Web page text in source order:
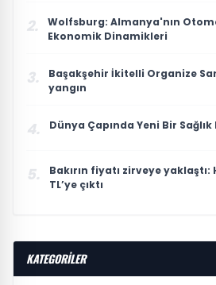
2.
Wolfsburg: Almanya'nın
Ekonomik Dinamikleri
3.
Başakşehir İkitelli Organize
yangın
4. Dünya Çapında Yeni Bir Sağlık
5.
Bakırın fiyatı zirveye
TL’ye çıktı
KATEGORİLER